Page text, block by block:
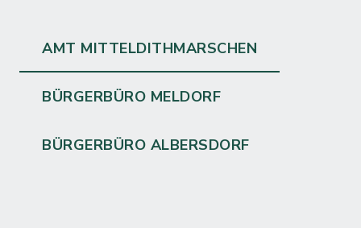
AMT MITTELDITHMARSCHEN
BÜRGERBÜRO MELDORF
BÜRGERBÜRO ALBERSDORF